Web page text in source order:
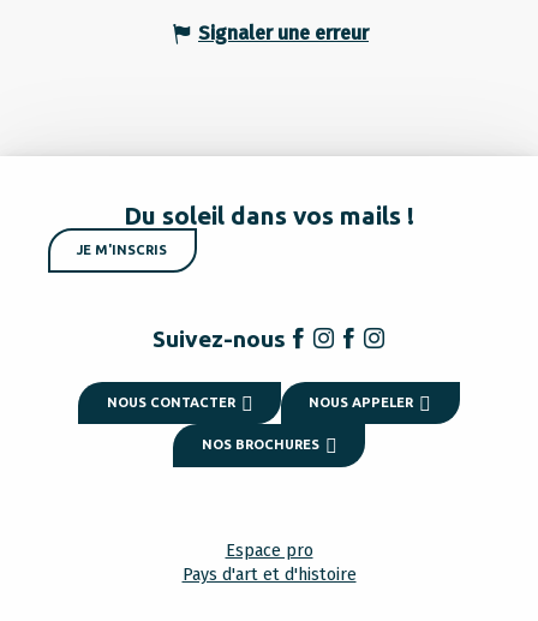
Signaler une erreur
Du soleil dans vos mails !
JE M'INSCRIS
Suivez-nous
NOUS CONTACTER NOUS APPELER
NOS BROCHURES
Espace pro
Pays d'art et d'histoire